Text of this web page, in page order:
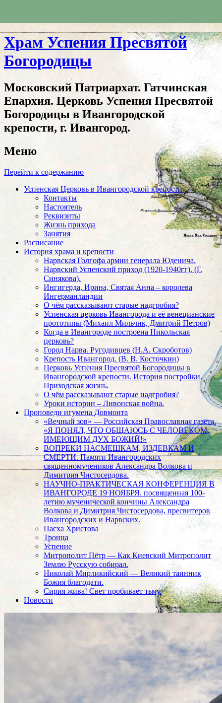
Храм Успения Пресвятой
Богородицы
Московский Патриархат. Гатчинская
Епархия. Церковь Успения Пресвятой
Богородицы в Ивангородской
крепости, г. Ивангород.
Меню
Перейти к содержанию
Успенская Церковь в Ивангородской крепости
Контакты
Настоятель
Реквизиты
Жизнь прихода
Занятия
Расписание
История храма и крепости
Нарвская Голгофа армии генерала Юденича.
Нарвский Успенский приход (1920-1940гг). (Г.
Синякова).
Ингигерда, Ирина, Святая Анна – королева
Ингерманландии
О чём рассказывают старые надгробия?
Успенская церковь Ивангорода и её венецианские
прототипы (Михаил Мильчик, Дмитрий Петров)
Когда в Ивангороде построена Никольская
церковь?
Город Нарва. Ругодивцев (Н.А. Скроботов)
Крепость Ивангород. (В. В. Косточкин)
Церковь Успения Пресвятой Богородицы в
Ивангородской крепости. История постройки.
Приходская жизнь.
О чём рассказывают старые надгробия?
Уроки истории – Ливонская война.
Проповеди игумена Довмонта
«Вечный зов» — Российская Православная газета.
«Я ПОНЯЛ, ЧТО ОБЩАЮСЬ С ЧЕЛОВЕКОМ,
ИМЕЮЩИМ ДУХ БОЖИЙ!»
ВОПРЕКИ НАСМЕШКАМ, ИЗДЕВКАМ И
СМЕРТИ. Памяти Ивангородских
священномучеников Александра Волкова и
Димитрия Чистосердова.
НАУЧНО-ПРАКТИЧЕСКАЯ КОНФЕРЕНЦИЯ В
ИВАНГОРОДЕ 19 НОЯБРЯ. посвященная 100-
летию мученической кончины Александра
Волкова и Димитрия Чистосердова, пресвитеров
Ивангородских и Нарвских.
Пасха Христова
Троица
Успение
Митрополит Пётр — Как Киевский Митрополит
Землю Русскую собирал.
Николай Мирликийский — Великий таинник
Божия благодати.
Сирия жива! Свет пробивает тьму.
Новости